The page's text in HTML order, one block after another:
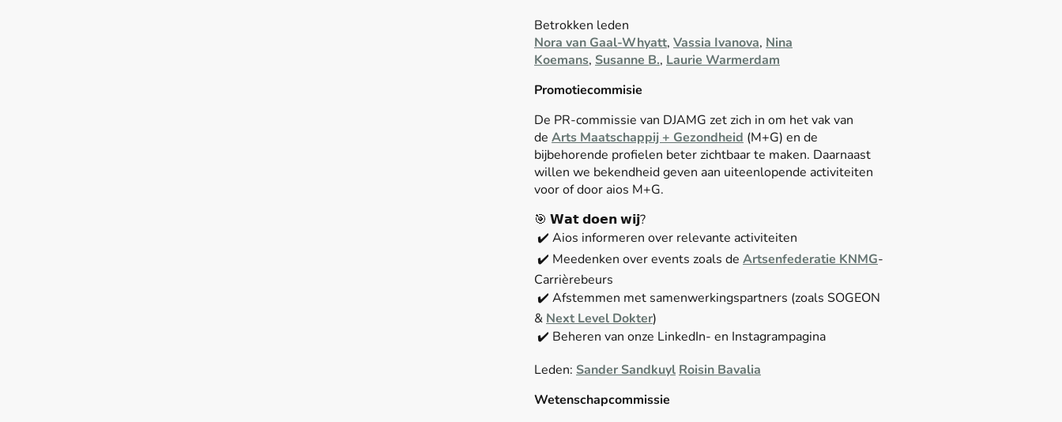
Betrokken leden
Nora van Gaal-Whyatt, Vassia Ivanova, Nina
Koemans, Susanne B., Laurie Warmerdam
Promotiecommisie
De PR-commissie van DJAMG zet zich in om het vak van
de Arts Maatschappij + Gezondheid (M+G) en de
bijbehorende profielen beter zichtbaar te maken. Daarnaast
willen we bekendheid geven aan uiteenlopende activiteiten
voor of door aios M+G.
🎯 𝗪𝗮𝘁 𝗱𝗼𝗲𝗻 𝘄𝗶𝗷?
✔️ Aios informeren over relevante activiteiten
✔️ Meedenken over events zoals de Artsenfederatie KNMG-
Carrièrebeurs
✔️ Afstemmen met samenwerkingspartners (zoals SOGEON
& Next Level Dokter)
✔️ Beheren van onze LinkedIn- en Instagrampagina
Leden: Sander Sandkuyl Roisin Bavalia
Wetenschapcommissie